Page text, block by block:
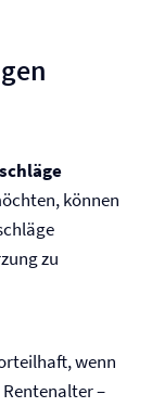
können
zu
wenn
–